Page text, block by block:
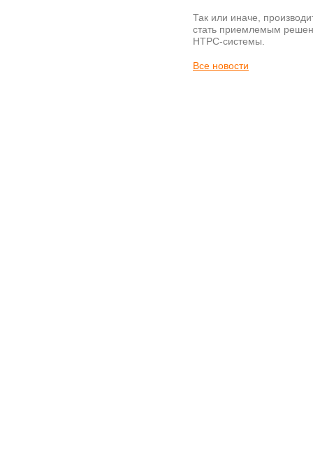
Так или иначе,
стать приемлемым
HTPC-системы.
Все новости